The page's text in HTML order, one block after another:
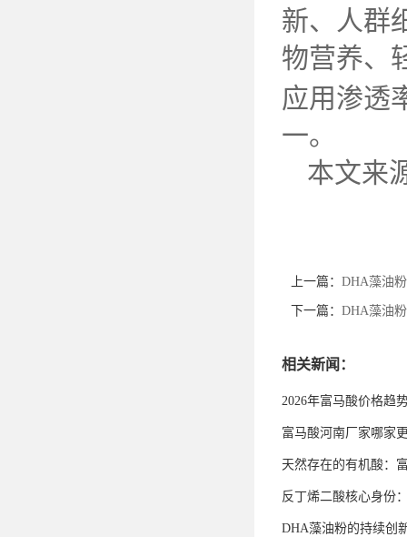
新、人群
物营养、
应用渗透
一。
本文来
上一篇： DHA藻油
下一篇： DHA藻油
相关新闻：
2026年富马酸价格趋
富马酸河南厂家哪家
天然存在的有机酸：
反丁烯二酸核心身份
DHA藻油粉的持续创